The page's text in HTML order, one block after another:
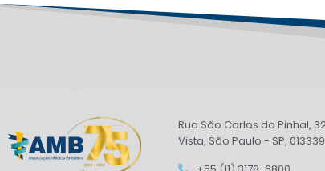
Rua São Carlos do Pinhal,
Vista, São Paulo - SP,